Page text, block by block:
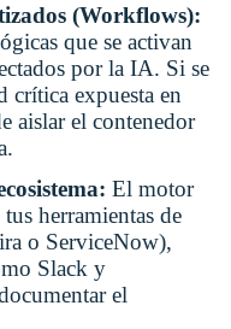
(Workflows):
que se activan
por la IA. Si se
expuesta en
aislar el contenedor
El motor
herramientas de
o ServiceNow),
Slack y
el